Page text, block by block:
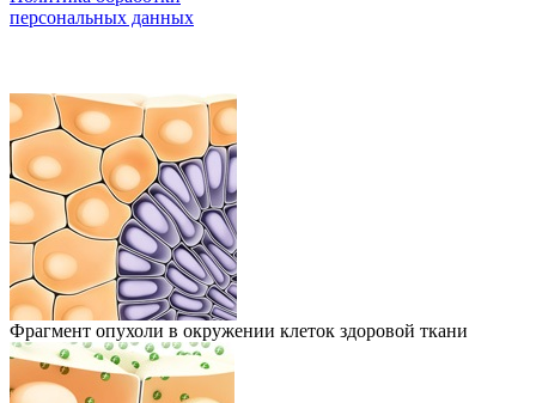
персональных данных
Фрагмент опухоли в окружении клеток здоровой ткани